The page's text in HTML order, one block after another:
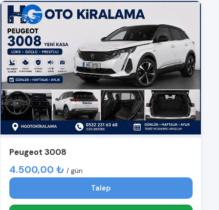
Peugeot 3008
4.500,00 ₺ / gün
Talep